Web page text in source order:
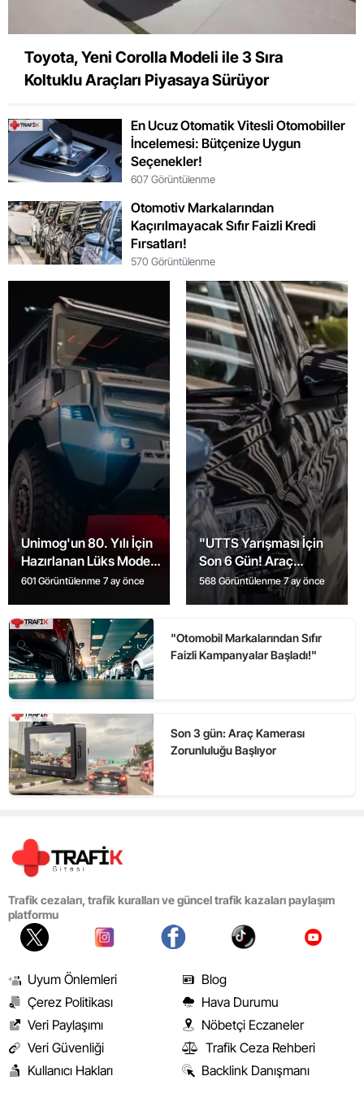
Toyota, Yeni Corolla Modeli ile 3 Sıra
Koltuklu Araçları Piyasaya Sürüyor
En Ucuz Otomatik Vitesli Otomobiller
İncelemesi: Bütçenize Uygun
Seçenekler!
607 Görüntülenme
Otomotiv Markalarından
Kaçırılmayacak Sıfır Faizli Kredi
Fırsatları!
570 Görüntülenme
Unimog'un 80. Yılı İçin
Hazırlanan Lüks Model
Tanıtıldı: İşte Detaylar!
601 Görüntülenme 7 ay önce
"UTTS Yarışması İçin
Son 6 Gün! Araç
Sahipleri Uyarıldı"
568 Görüntülenme7 ay önce
"Otomobil Markalarından Sıfır
Faizli Kampanyalar Başladı!"
Son 3 gün: Araç Kamerası
Zorunluluğu Başlıyor
Trafik cezaları, trafik kuralları ve güncel trafik kazaları paylaşım
platformu
Uyum Önlemleri
Çerez Politikası
Veri Paylaşımı
Veri Güvenliği
Kullanıcı Hakları
Blog
Hava Durumu
Nöbetçi Eczaneler
Trafik Ceza Rehberi
Backlink Danışmanı